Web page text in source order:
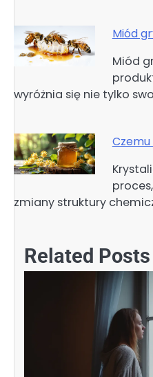
Miód
Miód
wyróżnia się nie tylko
zmiany struktury
Related Posts